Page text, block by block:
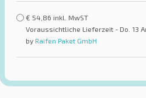
€ 54,86 inkl. MwST
Voraussichtliche Lieferzeit - Do. 13
by Raifen Paket GmbH